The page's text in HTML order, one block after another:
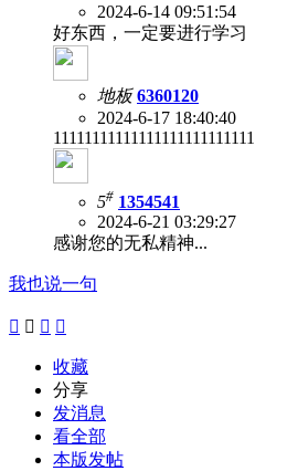
2024-6-14 09:51:54
好东西，一定要进行学习
地板 6360120
2024-6-17 18:40:40
11111111111111111111111111
5# 1354541
2024-6-21 03:29:27
感谢您的无私精神...
我也说一句
   
收藏
分享
发消息
看全部
本版发帖